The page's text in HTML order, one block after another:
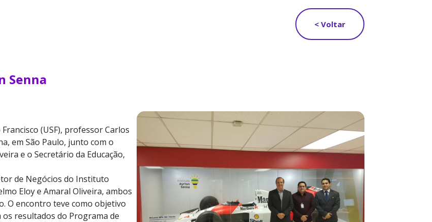
< Voltar
Senna
(USF), professor Carlos
em São Paulo, junto com o
e o Secretário da Educação,
de Negócios do Instituto
Eloy e Amaral Oliveira, ambos
O encontro teve como objetivo
resultados do Programa de